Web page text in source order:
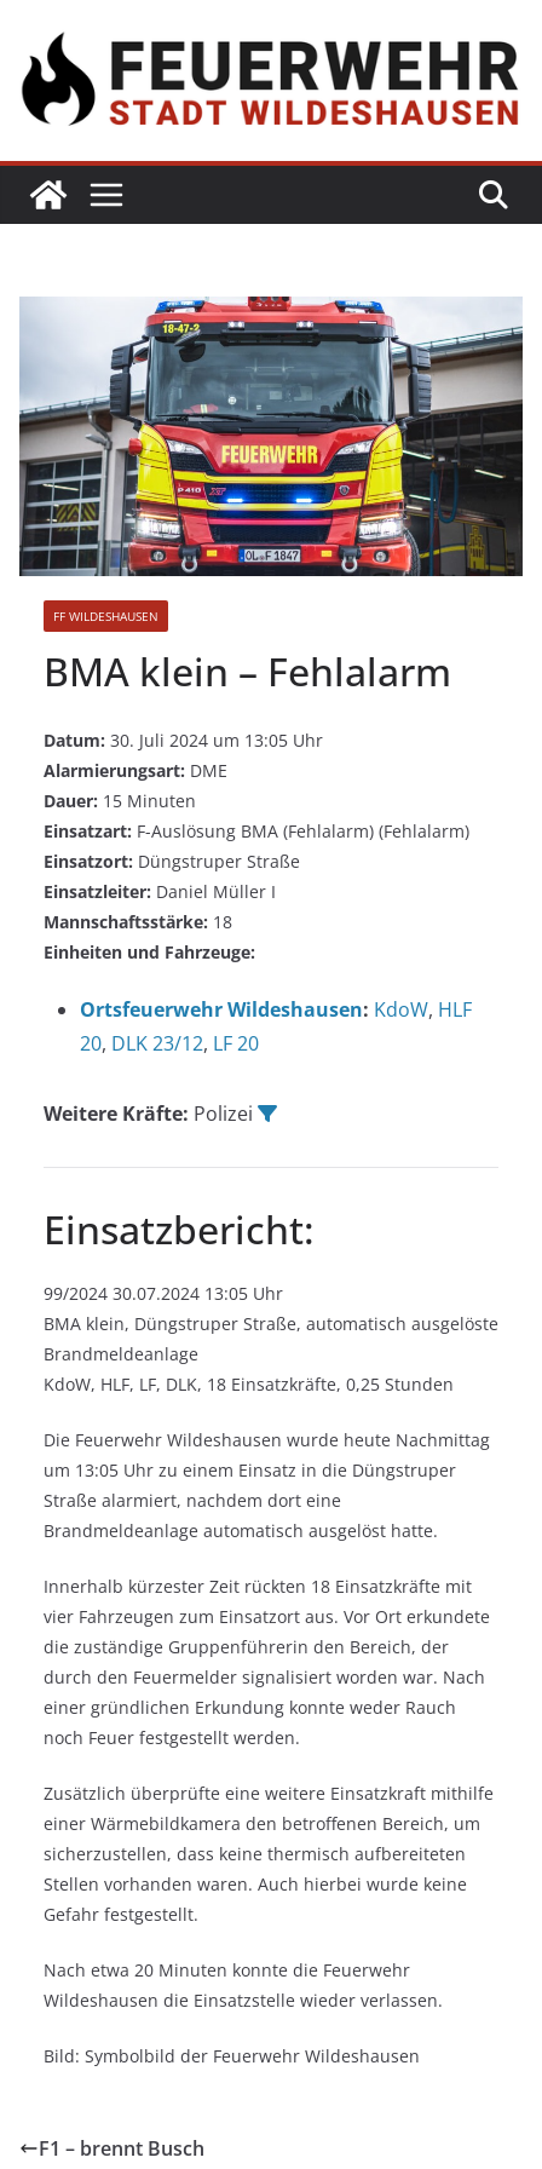
FF WILDESHAUSEN
BMA klein – Fehlalarm
Datum: 30. Juli 2024 um 13:05 Uhr
Alarmierungsart: DME
Dauer: 15 Minuten
Einsatzart: F-Auslösung BMA (Fehlalarm) (Fehlalarm)
Einsatzort: Düngstruper Straße
Einsatzleiter: Daniel Müller I
Mannschaftsstärke: 18
Einheiten und Fahrzeuge:
Ortsfeuerwehr Wildeshausen: KdoW, HLF
20, DLK 23/12, LF 20
Weitere Kräfte: Polizei
Einsatzbericht:
99/2024 30.07.2024 13:05 Uhr
BMA klein, Düngstruper Straße, automatisch ausgelöste
Brandmeldeanlage
KdoW, HLF, LF, DLK, 18 Einsatzkräfte, 0,25 Stunden
Die Feuerwehr Wildeshausen wurde heute Nachmittag
um 13:05 Uhr zu einem Einsatz in die Düngstruper
Straße alarmiert, nachdem dort eine
Brandmeldeanlage automatisch ausgelöst hatte.
Innerhalb kürzester Zeit rückten 18 Einsatzkräfte mit
vier Fahrzeugen zum Einsatzort aus. Vor Ort erkundete
die zuständige Gruppenführerin den Bereich, der
durch den Feuermelder signalisiert worden war. Nach
einer gründlichen Erkundung konnte weder Rauch
noch Feuer festgestellt werden.
Zusätzlich überprüfte eine weitere Einsatzkraft mithilfe
einer Wärmebildkamera den betroffenen Bereich, um
sicherzustellen, dass keine thermisch aufbereiteten
Stellen vorhanden waren. Auch hierbei wurde keine
Gefahr festgestellt.
Nach etwa 20 Minuten konnte die Feuerwehr
Wildeshausen die Einsatzstelle wieder verlassen.
Bild: Symbolbild der Feuerwehr Wildeshausen
F1 – brennt Busch